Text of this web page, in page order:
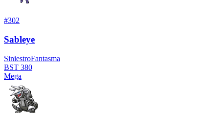
#302
Sableye
SiniestroFantasma
BST 380
Mega